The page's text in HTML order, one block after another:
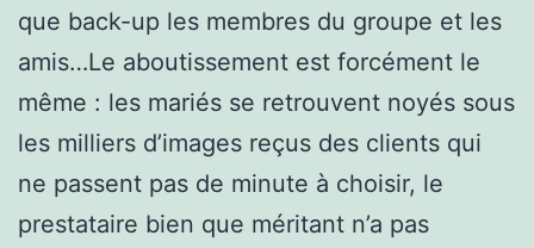
que back-up les membres du groupe et les
amis…Le aboutissement est forcément le
même : les mariés se retrouvent noyés sous
les milliers d’images reçus des clients qui
ne passent pas de minute à choisir, le
prestataire bien que méritant n’a pas